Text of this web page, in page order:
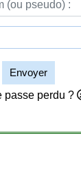
Envoyer
passe perdu ?